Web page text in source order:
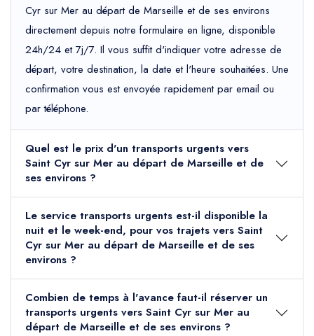
Cyr sur Mer au départ de Marseille et de ses environs
directement depuis notre formulaire en ligne, disponible
24h/24 et 7j/7. Il vous suffit d'indiquer votre adresse de
départ, votre destination, la date et l'heure souhaitées. Une
confirmation vous est envoyée rapidement par email ou
par téléphone.
Quel est le prix d'un transports urgents vers
Saint Cyr sur Mer au départ de Marseille et de
ses environs ?
Le service transports urgents est-il disponible la
nuit et le week-end, pour vos trajets vers Saint
Cyr sur Mer au départ de Marseille et de ses
environs ?
Combien de temps à l'avance faut-il réserver un
transports urgents vers Saint Cyr sur Mer au
départ de Marseille et de ses environs ?